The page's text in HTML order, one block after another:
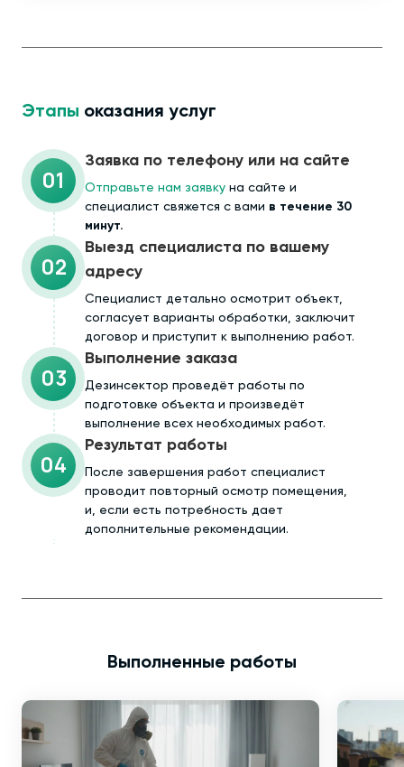
Этапы оказания услуг
01
Заявка по телефону или на сайте
Отправьте нам заявку на сайте и
специалист свяжется с вами в течение 30
минут.
02
Выезд специалиста по вашему
адресу
Cпециалист детально осмотрит объект,
согласует варианты обработки, заключит
договор и приступит к выполнению работ.
03
Выполнение заказа
Дезинсектор проведёт работы по
подготовке объекта и произведёт
выполнение всех необходимых работ.
04
Результат работы
После завершения работ специалист
проводит повторный осмотр помещения,
и, если есть потребность дает
дополнительные рекомендации.
Выполненные работы